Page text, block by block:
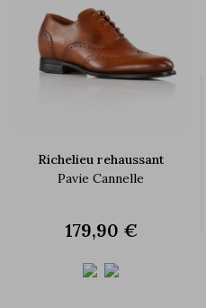
Richelieu rehaussant
Pavie Cannelle
179,90 €